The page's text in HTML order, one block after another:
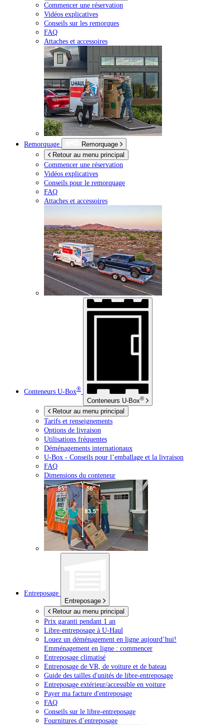
Commencer une réservation
Vidéos explicatives
Conseils sur les remorques
FAQ
Attaches et accessoires
Remorquage
Remorquage
Retour au menu principal
Commencer une réservation
Vidéos explicatives
Conseils pour le remorquage
FAQ
Attaches et accessoires
Conteneurs U-Box®
Conteneurs U-Box®
Retour au menu principal
Tarifs et renseignements
Options de livraison
Utilisations fréquentes
Déménagements internationaux
U-Box - Conseils pour l’emballage et la livraison
FAQ
Dimensions du conteneur
Entreposage
Entreposage
Retour au menu principal
Prix garanti pendant 1 an
Libre-entreposage à U-Haul
Louez un déménagement en ligne aujourd’hui!
Emménagement en ligne : commencer
Entreposage climatisé
Entreposage de VR, de voiture et de bateau
Guide des tailles d'unités de libre-entreposage
Entreposage extérieur/accessible en voiture
Payer ma facture d'entreposage
FAQ
Conseils sur le libre-entreposage
Fournitures d’entreposage